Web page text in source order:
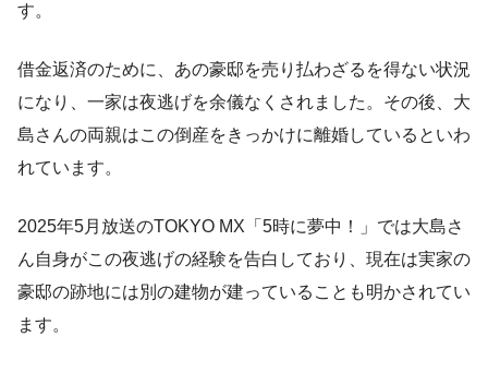
す。
借金返済のために、あの豪邸を売り払わざるを得ない状況
になり、一家は夜逃げを余儀なくされました。その後、大
島さんの両親はこの倒産をきっかけに離婚しているといわ
れています。
2025年5月放送のTOKYO MX「5時に夢中！」では大島さ
ん自身がこの夜逃げの経験を告白しており、現在は実家の
豪邸の跡地には別の建物が建っていることも明かされてい
ます。